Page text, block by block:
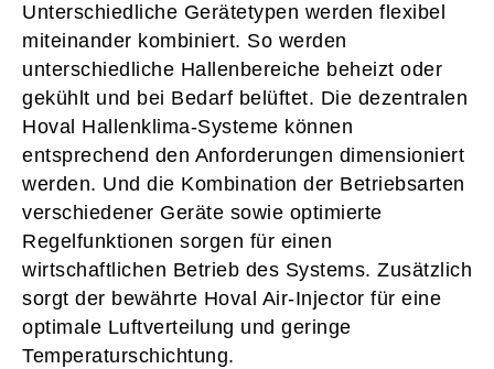
Unterschiedliche Gerätetypen werden flexibel
miteinander kombiniert. So werden
unterschiedliche Hallenbereiche beheizt oder
gekühlt und bei Bedarf belüftet. Die dezentralen
Hoval Hallenklima-Systeme können
entsprechend den Anforderungen dimensioniert
werden. Und die Kombination der Betriebsarten
verschiedener Geräte sowie optimierte
Regelfunktionen sorgen für einen
wirtschaftlichen Betrieb des Systems. Zusätzlich
sorgt der bewährte Hoval Air-Injector für eine
optimale Luftverteilung und geringe
Temperaturschichtung.